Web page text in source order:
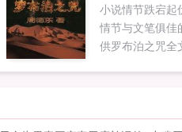
小说情节跌宕起
情节与文笔俱佳
供罗布泊之咒全